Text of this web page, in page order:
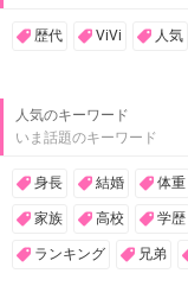
歴代 ViVi 人気
人気のキーワード
いま話題のキーワード
身長 結婚 体重
家族 高校 学歴
ランキング 兄弟